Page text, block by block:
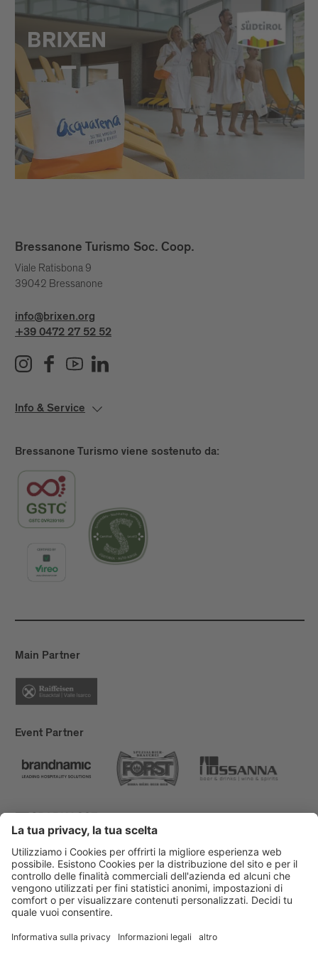
Bressanone Turismo Soc. Coop.
Viale Ratisbona 9
39042 Bressanone
info@brixen.org
+39 0472 27 52 52
Info & Service
Bressanone Turismo viene sostenuto da:
Main Partner
Event Partner
Bressanone Turismo
Privacy
Note legali
Finanziamenti
Mappa del sito
Cookie-Einstellungen